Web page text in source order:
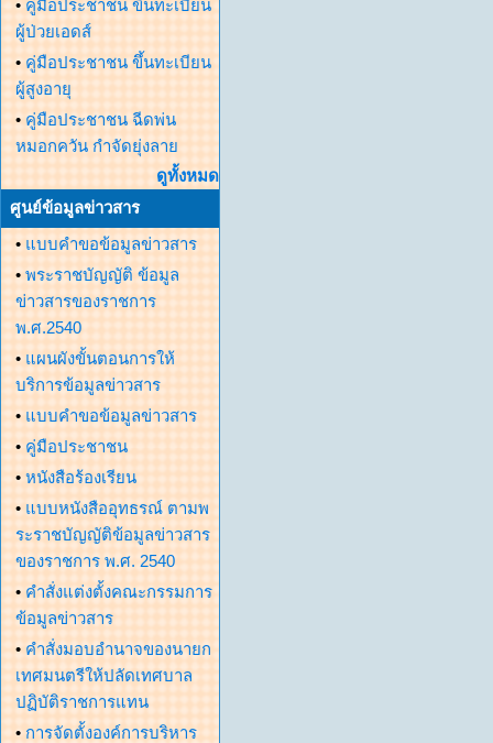
• คู่มือประชาชน ขึ้นทะเบียน
ผู้ป่วยเอดส์
• คู่มือประชาชน ขึ้นทะเบียน
ผู้สูงอายุ
• คู่มือประชาชน ฉีดพ่น
หมอกควัน กำจัดยุ่งลาย
ดูทั้งหมด
ศูนย์ข้อมูลข่าวสาร
• แบบคำขอข้อมูลข่าวสาร
• พระราชบัญญัติ ข้อมูล
ข่าวสารของราชการ
พ.ศ.2540
• แผนผังขั้นตอนการให้
บริการข้อมูลข่าวสาร
• แบบคำขอข้อมูลข่าวสาร
• คู่มือประชาชน
• หนังสือร้องเรียน
• แบบหนังสืออุทธรณ์ ตามพ
ระราชบัญญัติข้อมูลข่าวสาร
ของราชการ พ.ศ. 2540
• คำสั่งแต่งตั้งคณะกรรมการ
ข้อมูลข่าวสาร
• คำสั่งมอบอำนาจของนายก
เทศมนตรีให้ปลัดเทศบาล
ปฏิบัติราชการแทน
• การจัดตั้งองค์การบริหาร